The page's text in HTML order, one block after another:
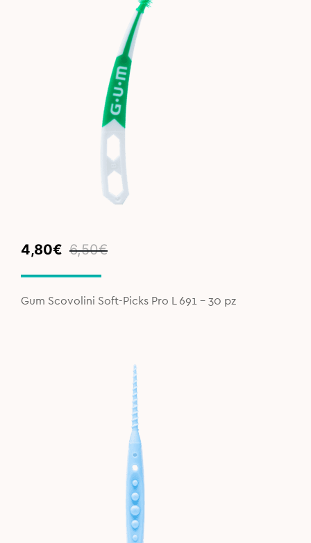
6,50€
Original
was:
6,50€.
4,80€
Current
is:
4,80€.
Gum Scovolini Soft-Picks Pro L 691 - 30 pz